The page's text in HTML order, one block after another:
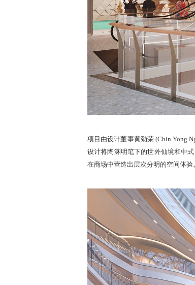
项目由设计董事黄劲荣 (Chin Yong
设计将陶渊明笔下的世外仙境和中
在商场中营造出层次分明的空间体